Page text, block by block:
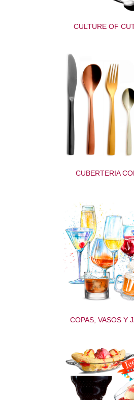
CULTURE OF
CUBERTERIA
COPAS, VASOS Y